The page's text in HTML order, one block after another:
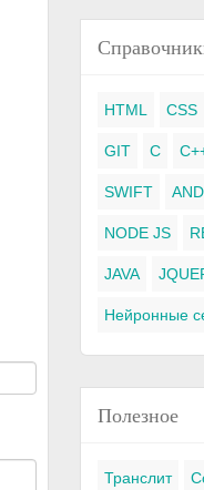
HTML CSS
GIT C
SWIFT
NODE JS
JAVA
Нейронные
Полезное
Транслит